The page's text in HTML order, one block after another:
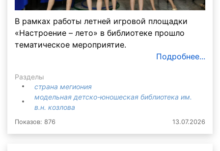
В рамках работы летней игровой площадки
«Настроение – лето» в библиотеке прошло
тематическое мероприятие.
Подробнее...
Разделы
страна мегиония
модельная детско-юношеская библиотека им.
в.н. козлова
Показов: 876 13.07.2026